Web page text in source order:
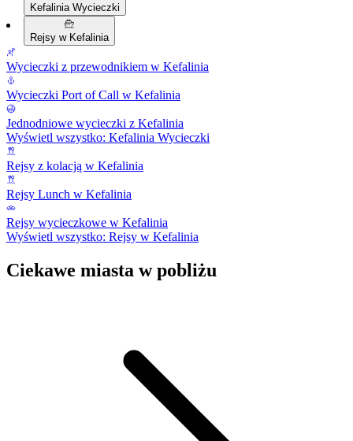
Kefalinia Wycieczki
Rejsy w Kefalinia
Wycieczki z przewodnikiem w Kefalinia
Wycieczki Port of Call w Kefalinia
Jednodniowe wycieczki z Kefalinia
Wyświetl wszystko: Kefalinia Wycieczki
Rejsy z kolacją w Kefalinia
Rejsy Lunch w Kefalinia
Rejsy wycieczkowe w Kefalinia
Wyświetl wszystko: Rejsy w Kefalinia
Ciekawe miasta w pobliżu